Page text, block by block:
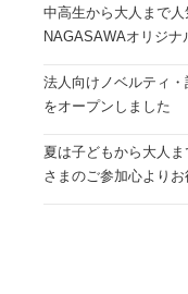
中高生から大人まで
NAGASAWAオリジナ
法人向けノベルティ・
をオープンしました
夏は子どもから大人
さまのご参加心より